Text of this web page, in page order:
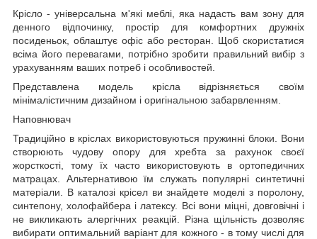
Крісло - універсальна м'які меблі, яка надасть вам зону для
денного відпочинку, простір для комфортних дружніх
посиденьок, облаштує офіс або ресторан. Щоб скористатися
всіма його перевагами, потрібно зробити правильний вибір з
урахуванням ваших потреб і особливостей.
Представлена ​​модель крісла відрізняється своїм
мінімалістичним дизайном і оригінальною забарвленням.
Наповнювач
Традиційно в кріслах використовуються пружинні блоки. Вони
створюють чудову опору для хребта за рахунок своєї
жорсткості, тому їх часто використовують в ортопедичних
матрацах. Альтернативою їм служать популярні синтетичні
матеріали. В каталозі крісел ви знайдете моделі з поролону,
синтепону, холофайбера і латексу. Всі вони міцні, довговічні і
не викликають алергічних реакцій. Різна щільність дозволяє
вибирати оптимальний варіант для кожного - в тому числі для